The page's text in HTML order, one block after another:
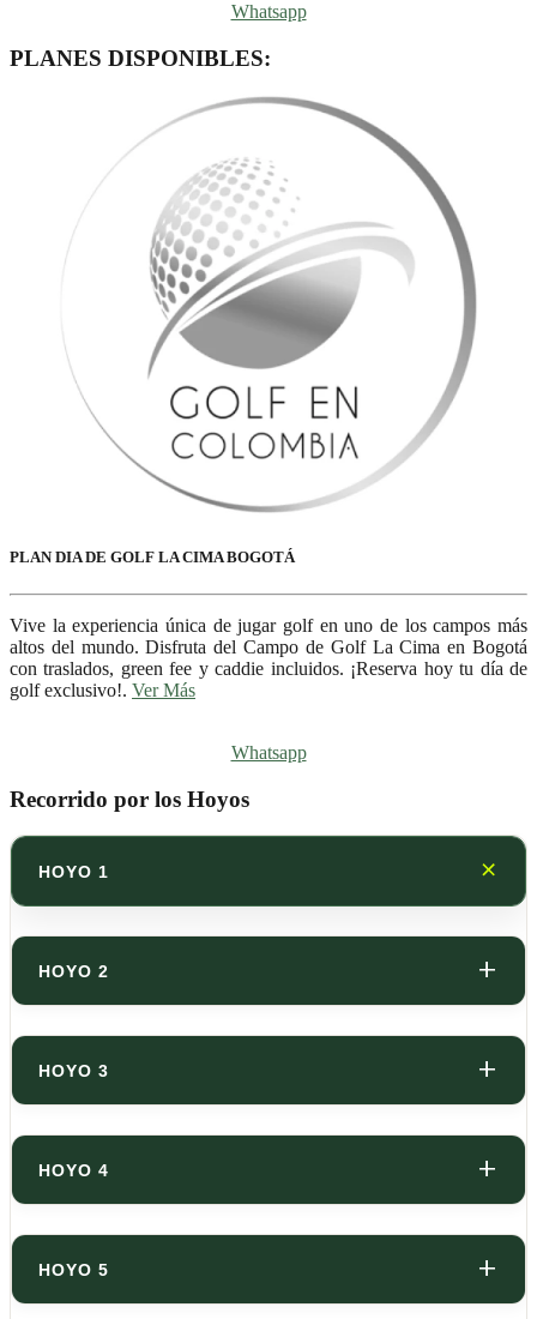
Whatsapp
PLANES DISPONIBLES:
PLAN DIA DE GOLF LA CIMA BOGOTÁ
Vive la experiencia única de jugar golf en uno de los campos más
altos del mundo. Disfruta del Campo de Golf La Cima en Bogotá
con traslados, green fee y caddie incluidos. ¡Reserva hoy tu día de
golf exclusivo!. Ver Más
Whatsapp
Recorrido por los Hoyos
HOYO 1
HOYO 2
HOYO 3
HOYO 4
HOYO 5